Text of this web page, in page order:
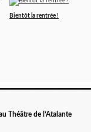
Bientôt la rentrée !
Théâtre de l’Atalante